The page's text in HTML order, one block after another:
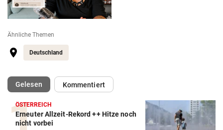
Ähnliche Themen
Deutschland
Gelesen(ausgewählt)Kommentiert
ÖSTERREICH
Erneuter Allzeit-Rekord ++ Hitze noch
nicht vorbei